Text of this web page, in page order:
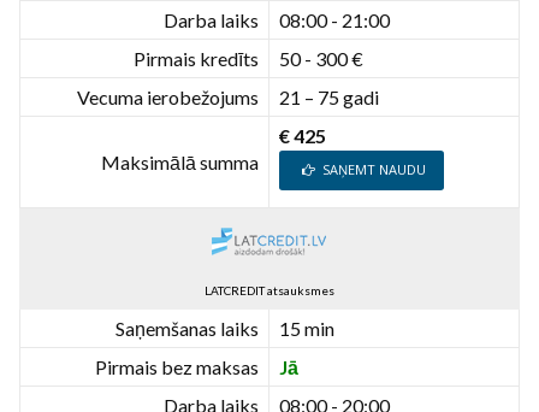
Darba laiks
08:00 - 21:00
Pirmais kredīts
50 - 300 €
Vecuma ierobežojums
21 – 75 gadi
Maksimālā summa
€ 425
SAŅEMT NAUDU
LATCREDIT atsauksmes
Saņemšanas laiks
15 min
Pirmais bez maksas
Jā
Darba laiks
08:00 - 20:00